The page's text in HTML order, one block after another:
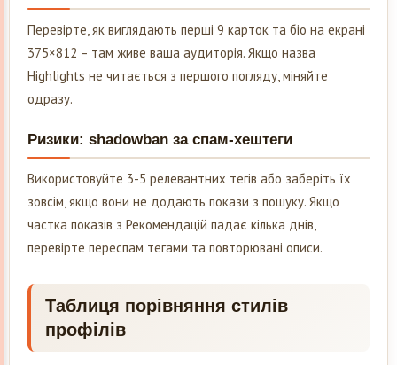
Перевірте, як виглядають перші 9 карток та біо на екрані
375×812 – там живе ваша аудиторія. Якщо назва
Highlights не читається з першого погляду, міняйте
одразу.
Ризики: shadowban за спам-хештеги
Використовуйте 3-5 релевантних тегів або заберіть їх
зовсім, якщо вони не додають покази з пошуку. Якщо
частка показів з Рекомендацій падає кілька днів,
перевірте переспам тегами та повторювані описи.
Таблиця порівняння стилів
профілів